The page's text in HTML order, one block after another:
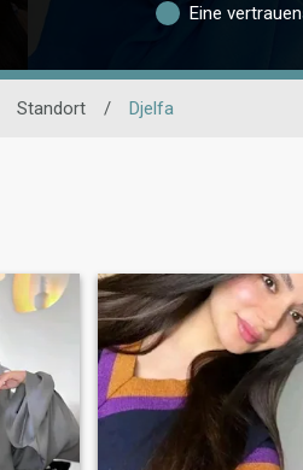
Eine
Standort / Djelfa